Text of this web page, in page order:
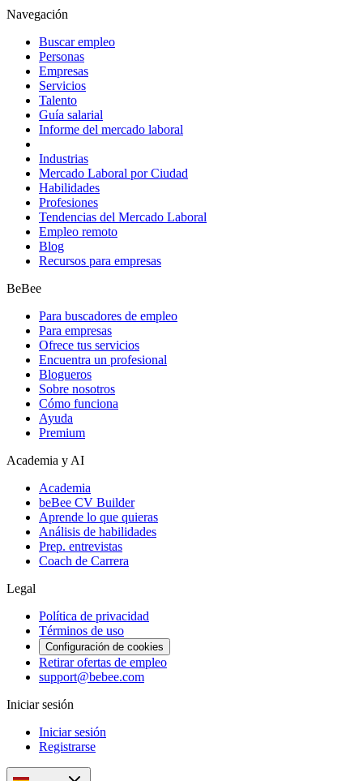
Navegación
Buscar empleo
Personas
Empresas
Servicios
Talento
Guía salarial
Informe del mercado laboral
Industrias
Mercado Laboral por Ciudad
Habilidades
Profesiones
Tendencias del Mercado Laboral
Empleo remoto
Blog
Recursos para empresas
BeBee
Para buscadores de empleo
Para empresas
Ofrece tus servicios
Encuentra un profesional
Blogueros
Sobre nosotros
Cómo funciona
Ayuda
Premium
Academia y AI
Academia
beBee CV Builder
Aprende lo que quieras
Análisis de habilidades
Prep. entrevistas
Coach de Carrera
Legal
Política de privacidad
Términos de uso
Configuración de cookies
Retirar ofertas de empleo
support@bebee.com
Iniciar sesión
Iniciar sesión
Registrarse